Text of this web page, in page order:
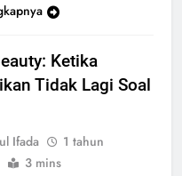
Ketika
Tidak Lagi Soal
Ifada
1 tahun
3 mins